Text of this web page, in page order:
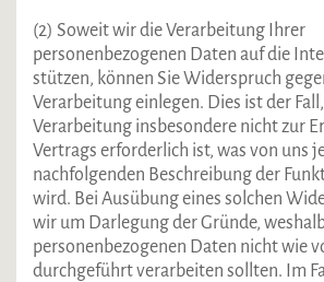
(2) Soweit wir die Verarbeitung Ihrer
personenbezogenen Daten auf die
stützen, können Sie Widerspruch
Verarbeitung einlegen. Dies ist der
Verarbeitung insbesondere nicht zur
Vertrags erforderlich ist, was von uns
nachfolgenden Beschreibung der
wird. Bei Ausübung eines solchen
wir um Darlegung der Gründe,
personenbezogenen Daten nicht wie
durchgeführt verarbeiten sollten. Im